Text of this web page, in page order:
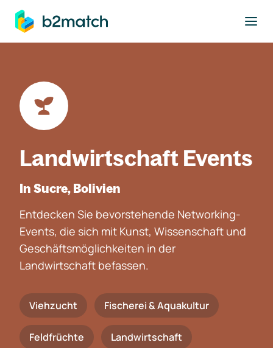
springen
Landwirtschaft Events
In Sucre, Bolivien
Entdecken Sie bevorstehende Networking-
Events, die sich mit Kunst, Wissenschaft und
Geschäftsmöglichkeiten in der
Landwirtschaft befassen.
Viehzucht Fischerei & Aquakultur
Feldfrüchte Landwirtschaft